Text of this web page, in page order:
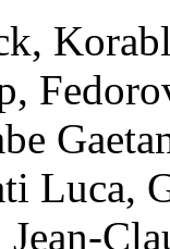
,
,
Luca,
Jean-